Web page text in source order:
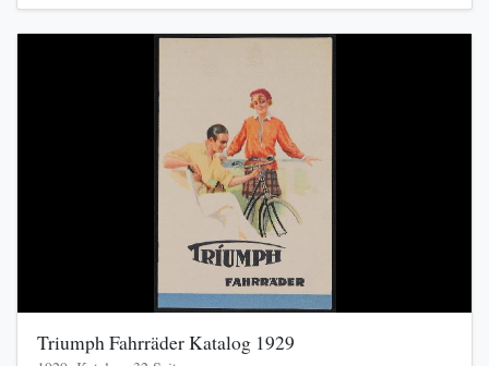
Triumph Fahrräder Katalog 1929